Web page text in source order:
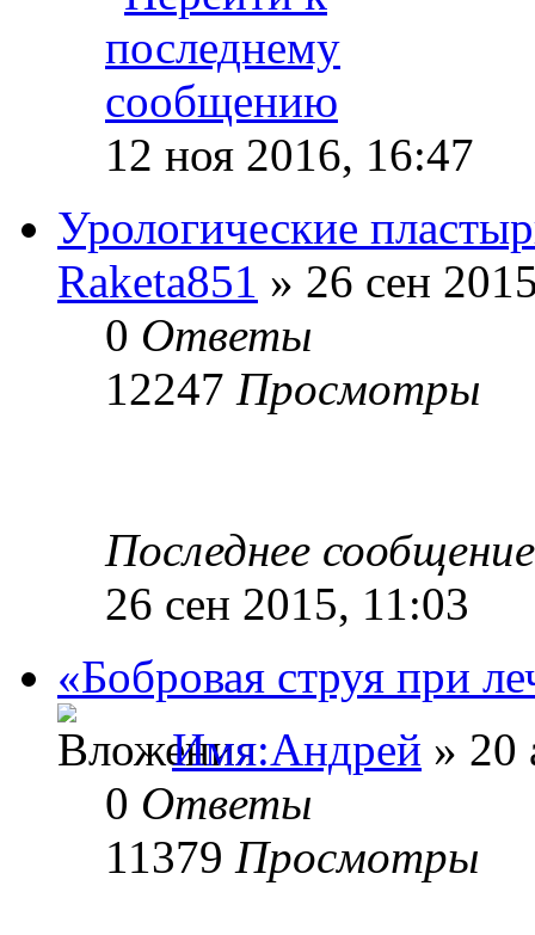
12 ноя 2016, 16:47
Урологические
Raketa851 » 26 сен
0 Ответы
12247 Просмотры
Последнее
26 сен 2015, 11:03
«Бобровая струя при
Имя:Андрей » 20
0 Ответы
11379 Просмотры